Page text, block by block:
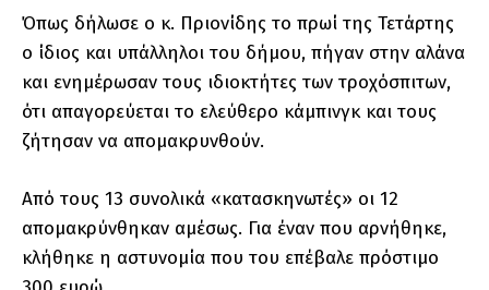
Όπως δήλωσε ο κ. Πριονίδης το πρωί της Τετάρτης
ο ίδιος και υπάλληλοι του δήμου, πήγαν στην αλάνα
και ενημέρωσαν τους ιδιοκτήτες των τροχόσπιτων,
ότι απαγορεύεται το ελεύθερο κάμπινγκ και τους
ζήτησαν να απομακρυνθούν.
Από τους 13 συνολικά «κατασκηνωτές» οι 12
απομακρύνθηκαν αμέσως. Για έναν που αρνήθηκε,
κλήθηκε η αστυνομία που του επέβαλε πρόστιμο